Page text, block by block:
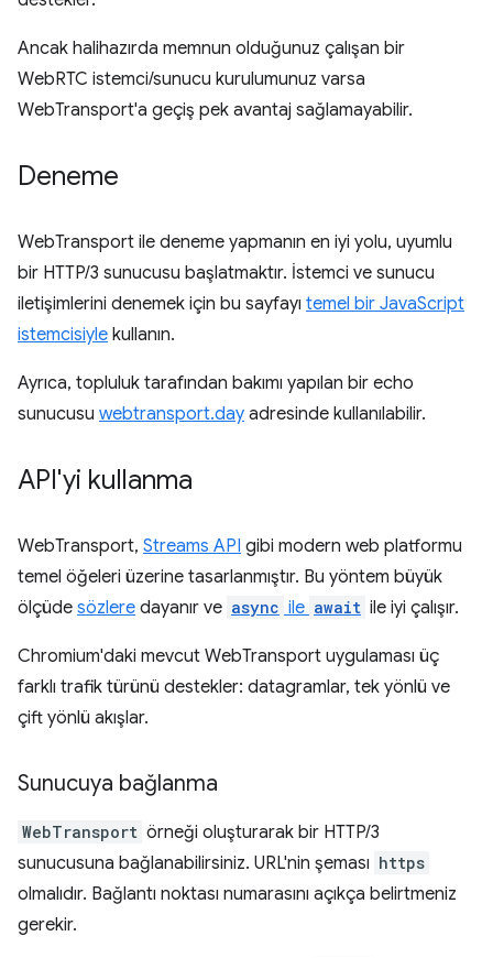
Ancak halihazırda memnun olduğunuz çalışan bir
WebRTC istemci/sunucu kurulumunuz varsa
WebTransport'a geçiş pek avantaj sağlamayabilir.
Deneme
WebTransport ile deneme yapmanın en iyi yolu, uyumlu
bir HTTP/3 sunucusu başlatmaktır. İstemci ve sunucu
iletişimlerini denemek için bu sayfayı temel bir JavaScript
istemcisiyle kullanın.
Ayrıca, topluluk tarafından bakımı yapılan bir echo
sunucusu webtransport.day adresinde kullanılabilir.
API'yi kullanma
WebTransport, Streams API gibi modern web platformu
temel öğeleri üzerine tasarlanmıştır. Bu yöntem büyük
ölçüde sözlere dayanır ve async ile await ile iyi çalışır.
Chromium'daki mevcut WebTransport uygulaması üç
farklı trafik türünü destekler: datagramlar, tek yönlü ve
çift yönlü akışlar.
Sunucuya bağlanma
WebTransport örneği oluşturarak bir HTTP/3
sunucusuna bağlanabilirsiniz. URL'nin şeması https
olmalıdır. Bağlantı noktası numarasını açıkça belirtmeniz
gerekir.